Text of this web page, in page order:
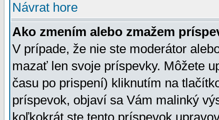
Návrat hore
Ako zmením alebo zmažem
V prípade, že nie ste moderátor
mazať len svoje príspevky. Môžete
času po prispení) kliknutím na
príspevok, objaví sa Vám malinký
koľkokrát ste tento príspevok